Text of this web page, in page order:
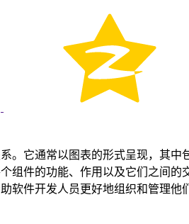
。它通常以图表的形式呈现，其
组件的功能、作用以及它们之间
软件开发人员更好地组织和管理他